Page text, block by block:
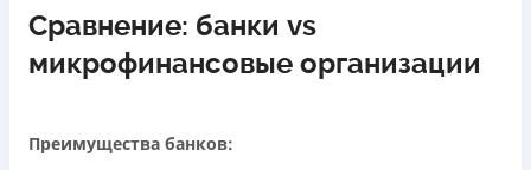
Сравнение: банки vs
микрофинансовые организации
Преимущества банков: